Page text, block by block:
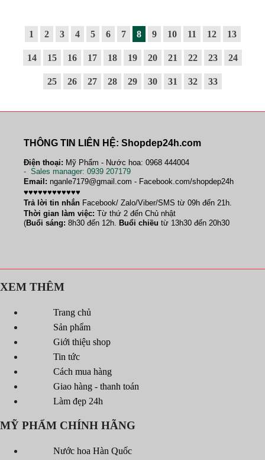
1 2 3 4 5 6 7 8 9 10 11 12 13
14 15 16 17 18 19 20 21 22 23 24
25 26 27 28 29 30 31 32 33
THÔNG TIN LIÊN HỆ: Shopdep24h.com
Điện thoại: Mỹ Phẩm - Nước hoa: 0968 444004
- Sales manager: 0939 207179
Email: nganle7179@gmail.com - Facebook.com/shopdep24h
♥♥♥♥♥♥♥♥♥♥♥♥
Trả lời tin nhắn Facebook/ Zalo/Viber/SMS từ 09h đến 21h.
Thời gian làm việc: Từ thứ 2 đến Chủ nhật
(Buổi sáng: 8h30 đến 12h. Buổi chiều từ 13h30 đến 20h30
XEM THÊM
Trang chủ
Sản phẩm
Giới thiệu shop
Tin tức
Cách mua hàng
Giao hàng - thanh toán
Làm đẹp 24h
MỸ PHẨM CHÍNH HÃNG
Nước hoa Hàn Quốc